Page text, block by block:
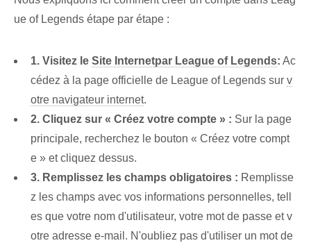
ue of Legends étape par étape :
1. Visitez le Site Internetpar League of Legends: Ac
cédez à la page officielle de League of Legends sur v
otre navigateur internet.
2. Cliquez sur « Créez votre compte » : Sur la page
principale, recherchez le bouton « Créez votre compt
e » et cliquez dessus.
3. Remplissez les champs obligatoires : Remplisse
z les champs avec vos informations personnelles, tell
es que votre nom d'utilisateur, votre mot de passe et v
otre adresse e-mail. N'oubliez pas d'utiliser un mot de